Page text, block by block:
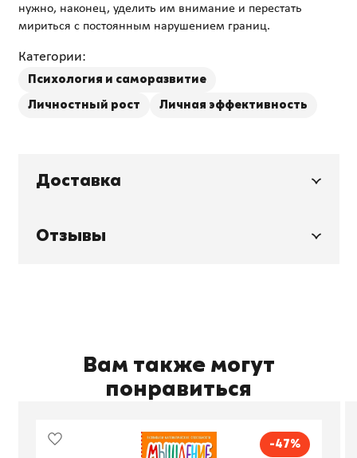
нужно, наконец, уделить им внимание и перестать
Категории:
Психология и саморазвитие
Личностный рост
Личная эффективность
Доставка
Отзывы
Вам также могут
понравиться
-47%